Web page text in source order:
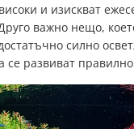
и изискват
важно нещо,
силно
се развиват